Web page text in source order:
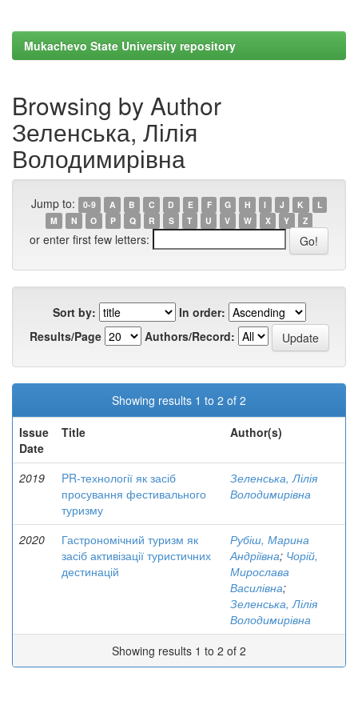
Mukachevo State University repository
Browsing by Author
Зеленська, Лілія
Володимирівна
Jump to: 0-9 A B C D E F G H I J K
L
M
N O P Q R S T U V W X Y Z
or enter first few letters:
Sort by:
In order:
Results/Page
Authors/Record:
Showing results 1 to 2 of 2
Issue
Date
Title Author(s)
2019
PR-технології як засіб
просування фестивального
туризму
Зеленська, Лілія
Володимирівна
2020
Гастрономічний туризм як
засіб активізації туристичних
дестинацій
Рубіш, Марина
Андріївна; Чорій,
Мирослава
Василівна;
Зеленська, Лілія
Володимирівна
Showing results 1 to 2 of 2